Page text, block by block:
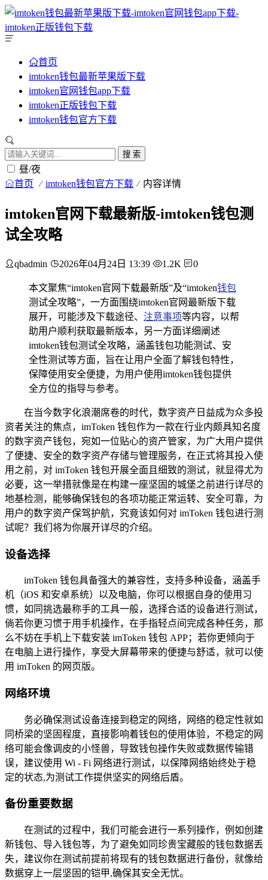
首页
imtoken钱包最新苹果版下载
imtoken官网钱包app下载
imtoken正版钱包下载
imtoken钱包官方下载
搜 索
昼/夜
首页 imtoken钱包官方下载 内容详情
imtoken官网下载最新版-imtoken钱包测
试全攻略
qbadmin 2026年04月24日 13:39 1.2K 0
本文聚焦“imtoken官网下载最新版”及“imtoken钱包
测试全攻略”，一方面围绕imtoken官网最新版下载
展开，可能涉及下载途径、 注意事项等内容，以帮
助用户顺利获取最新版本，另一方面详细阐述
imtoken钱包测试全攻略，涵盖钱包功能测试、安
全性测试等方面，旨在让用户全面了解钱包特性，
保障使用安全便捷，为用户使用imtoken钱包提供
全方位的指导与参考。
在当今数字化浪潮席卷的时代，数字资产日益成为众多投
资者关注的焦点，imToken 钱包作为一款在行业内颇具知名度
的数字资产钱包，宛如一位贴心的资产管家，为广大用户提供
了便捷、安全的数字资产存储与管理服务，在正式将其投入使
用之前，对 imToken 钱包开展全面且细致的测试，就显得尤为
必要，这一举措就像是在构建一座坚固的城堡之前进行详尽的
地基检测，能够确保钱包的各项功能正常运转、安全可靠，为
用户的数字资产保驾护航，究竟该如何对 imToken 钱包进行测
试呢？我们将为你展开详尽的介绍。
设备选择
imToken 钱包具备强大的兼容性，支持多种设备，涵盖手
机（iOS 和安卓系统）以及电脑，你可以根据自身的使用习
惯，如同挑选最称手的工具一般，选择合适的设备进行测试，
倘若你更习惯于用手机操作，在手指轻点间完成各种任务，那
么不妨在手机上下载安装 imToken 钱包 APP；若你更倾向于
在电脑上进行操作，享受大屏幕带来的便捷与舒适，就可以使
用 imToken 的网页版。
网络环境
务必确保测试设备连接到稳定的网络，网络的稳定性就如
同桥梁的坚固程度，直接影响着钱包的使用体验，不稳定的网
络可能会像调皮的小怪兽，导致钱包操作失败或数据传输错
误，建议使用 Wi - Fi 网络进行测试，以保障网络始终处于稳
定的状态,为测试工作提供坚实的网络后盾。
备份重要数据
在测试的过程中，我们可能会进行一系列操作，例如创建
新钱包、导入钱包等，为了避免如同珍贵宝藏般的钱包数据丢
失，建议你在测试前提前将现有的钱包数据进行备份，就像给
数据穿上一层坚固的铠甲,确保其安全无忧。